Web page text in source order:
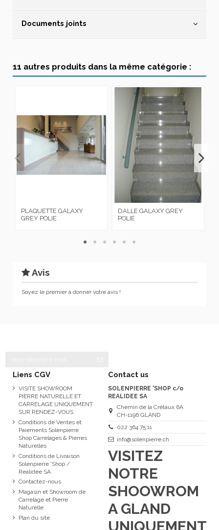
Documents joints
11 autres produits dans la même catégorie :
PLAQUETTE GALAXY
GREY POLIE
DALLE GALAXY GREY
POLIE
Avis
Soyez le premier à donner votre avis !
Liens CGV
VISITE SHOWROOM
PIERRE NATURELLE ET
CARRELAGE UNIQUEMENT
SUR RENDEZ-VOUS
Conditions de Ventes et
Paiements Solenpierre
Shop Carrelages & Pierres
Naturelles
Conditions de Livraison
Solenpierre 'Shop /
Realidee SA
Contactez-nous
Magasin et Showroom de
Carrelage et Pierre
Naturelle
Plan du site
Contact us
SOLENPIERRE 'SHOP c/o
REALIDEE SA
Chemin de la Crétaux 6A
CH-1196 GLAND
022 364 75 11
info@solenpierre.ch
VISITEZ
NOTRE
SHOOWROM
A GLAND
UNIQUEMENT